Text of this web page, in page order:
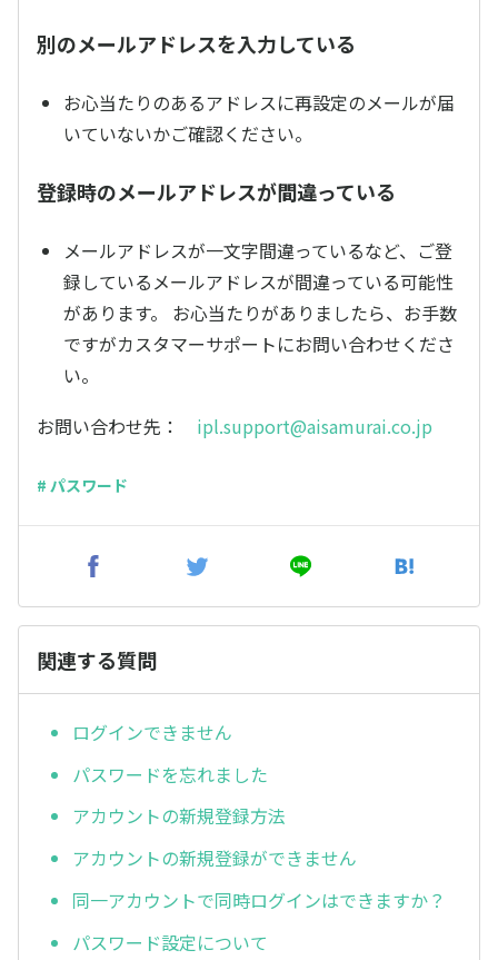
別のメールアドレスを入力している
お心当たりのあるアドレスに再設定のメールが届
いていないかご確認ください。
登録時のメールアドレスが間違っている
メールアドレスが一文字間違っているなど、ご登
録しているメールアドレスが間違っている可能性
があります。 お心当たりがありましたら、お手数
ですがカスタマーサポートにお問い合わせくださ
い。
お問い合わせ先： ipl.support@aisamurai.co.jp
# パスワード
関連する質問
ログインできません
パスワードを忘れました
アカウントの新規登録方法
アカウントの新規登録ができません
同一アカウントで同時ログインはできますか？
パスワード設定について